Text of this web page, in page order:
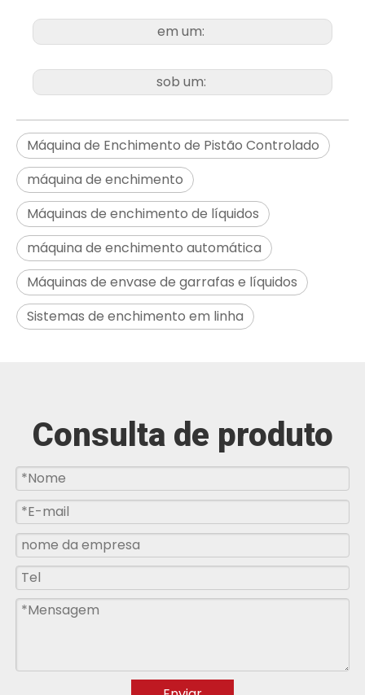
em um:
sob um:
Máquina de Enchimento de Pistão Controlado
máquina de enchimento
Máquinas de enchimento de líquidos
máquina de enchimento automática
Máquinas de envase de garrafas e líquidos
Sistemas de enchimento em linha
Consulta de produto